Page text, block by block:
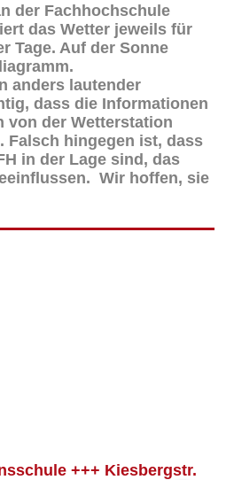
der Fachhochschule
das Wetter jeweils für
Tage. Auf der Sonne
anders lautender
dass die Informationen
von der Wetterstation
Falsch hingegen ist, dass
in der Lage sind, das
Wir hoffen, sie
+++ Kiesbergstr.